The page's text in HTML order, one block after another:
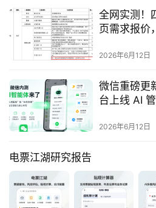
兵
器
全网实测！
页需求报价
2026年6月12日
微信重磅更
台上线 AI
2026年6月12日
电票江湖研究报告